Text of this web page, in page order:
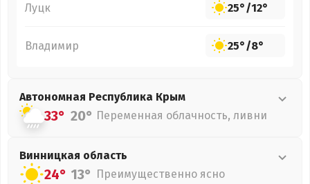
Луцк 25°/12°
Владимир 25°/8°
Автономная Республика Крым
33° 20° Переменная облачность, ливни
Винницкая область
24° 13° Преимущественно ясно